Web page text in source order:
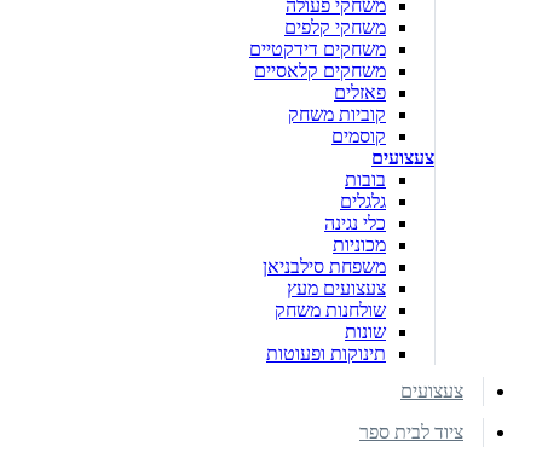
משחקי פעולה
משחקי קלפים
משחקים דידקטיים
משחקים קלאסיים
פאזלים
קוביות משחק
קוסמים
צעצועים
בובות
גלגלים
כלי נגינה
מכוניות
משפחת סילבניאן
צעצועים מעץ
שולחנות משחק
שונות
תינוקות ופעוטות
צעצועים
ציוד לבית ספר